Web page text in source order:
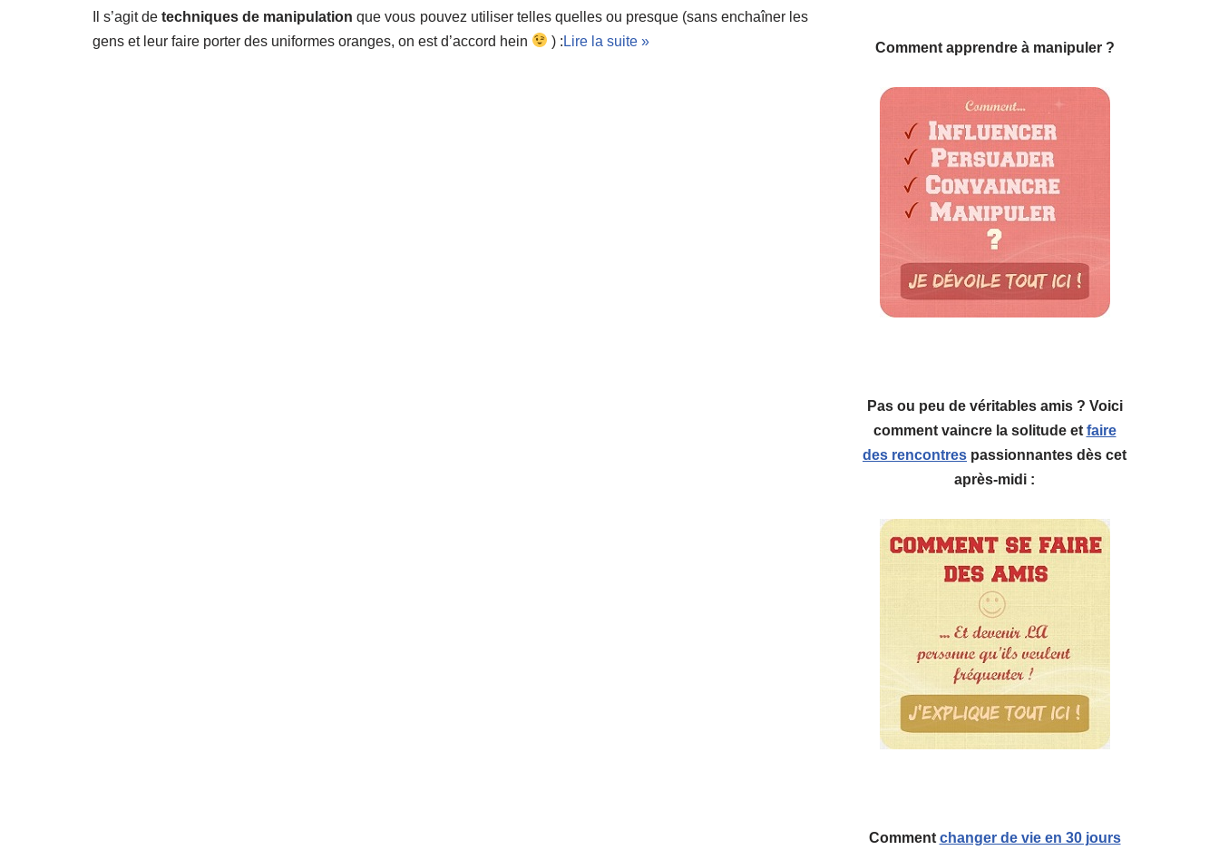
Il s’agit detechniques de manipulation que vous pouvez utiliser telles quelles ou presque (sans enchaîner les
gens et leur faire porter des uniformes oranges, on est d’accord hein
) : Lire la suite » Comment apprendre à manipuler ?
Pas ou peu de véritables amis ? Voici
comment vaincre la solitude et faire
des rencontres passionnantes dès cet
après-midi :
Comment changer de vie en 30 jours